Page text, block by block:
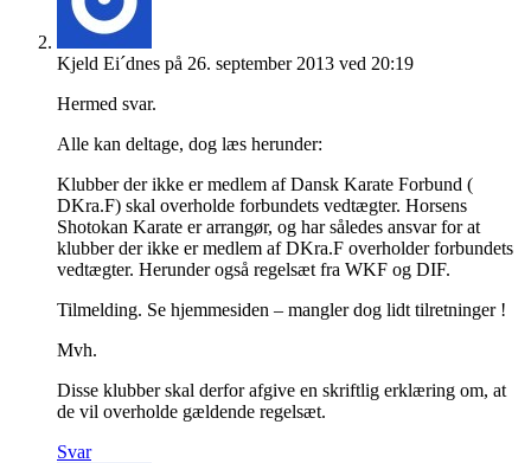
Kjeld Ei´dnes på 26. september 2013 ved 20:19
Hermed svar.
Alle kan deltage, dog læs herunder:
Klubber der ikke er medlem af Dansk Karate Forbund (
DKra.F) skal overholde forbundets vedtægter. Horsens
Shotokan Karate er arrangør, og har således ansvar for at
klubber der ikke er medlem af DKra.F overholder forbundets
vedtægter. Herunder også regelsæt fra WKF og DIF.
Tilmelding. Se hjemmesiden – mangler dog lidt tilretninger !
Mvh.
Disse klubber skal derfor afgive en skriftlig erklæring om, at
de vil overholde gældende regelsæt.
Svar